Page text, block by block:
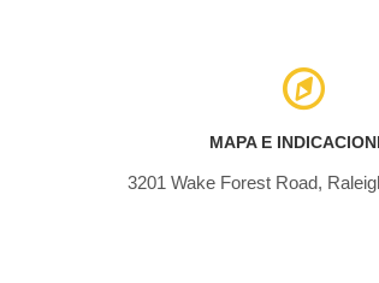
MAPA E
3201 Wake Forest Road,